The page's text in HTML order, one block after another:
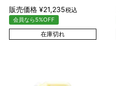
販売価格 ¥21,235税込
会員なら5%OFF
在庫切れ